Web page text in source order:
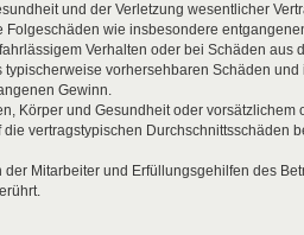
und der Verletzung wesentlicher
wie insbesondere
Verhalten oder bei Schäden
vorhersehbaren Schäden
Gewinn.
Körper und Gesundheit oder
vertragstypischen Durchschnittsschäden
Mitarbeiter und Erfüllungsgehilfen des